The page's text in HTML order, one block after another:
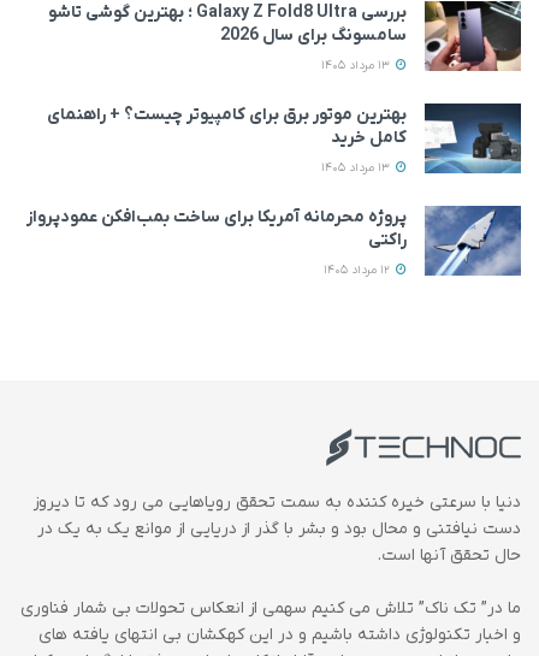
بررسی Galaxy Z Fold8 Ultra ؛ بهترین گوشی تاشو
سامسونگ برای سال 2026
بهترین موتور برق برای کامپیوتر چیست؟ + راهنمای
کامل خرید
پروژه محرمانه آمریکا برای ساخت بمب‌افکن عمودپرواز
راکتی
دنیا با سرعتی خیره کننده به سمت تحقق رویاهایی می رود که تا دیروز
دست نیافتنی و محال بود و بشر با گذر از دریایی از موانع یک به یک در
حال تحقق آنها است.
ما در” تک ناک” تلاش می کنیم سهمی از انعکاس تحولات بی شمار فناوری
و اخبار تکنولوژی داشته باشیم و در این کهکشان بی انتهای یافته های